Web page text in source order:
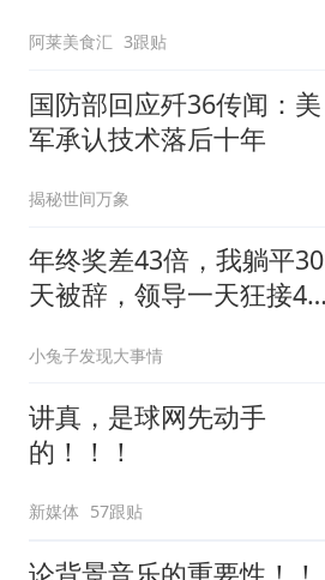
阿莱美食汇 3跟贴
国防部回应歼36传闻：美
军承认技术落后十年
揭秘世间万象
年终奖差43倍，我躺平30
天被辞，领导一天狂接47
小兔子发现大事情
讲真，是球网先动手
的！！！
新媒体 57跟贴